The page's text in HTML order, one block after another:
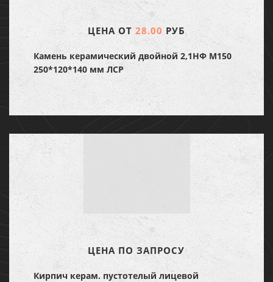
ЦЕНА ОТ28.00 РУБ
Камень керамический двойной 2,1НФ М150
250*120*140 мм ЛСР
ЦЕНА ПО ЗАПРОСУ
Кирпич керам. пустотелый лицевой